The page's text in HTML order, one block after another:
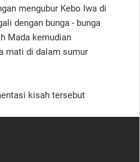
mengubur Kebo Iwa di
dengan bunga - bunga
Mada kemudian
mati di dalam sumur
kisah tersebut